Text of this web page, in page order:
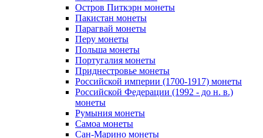
Остров Питкэрн монеты
Пакистан монеты
Парагвай монеты
Перу монеты
Польша монеты
Португалия монеты
Приднестровье монеты
Российской империи (1700-1917) монеты
Российской Федерации (1992 - до н. в.)
монеты
Румыния монеты
Самоа монеты
Сан-Марино монеты